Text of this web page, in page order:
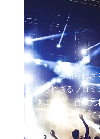
知られざ
知られざるプロ
側に密着。普段
て